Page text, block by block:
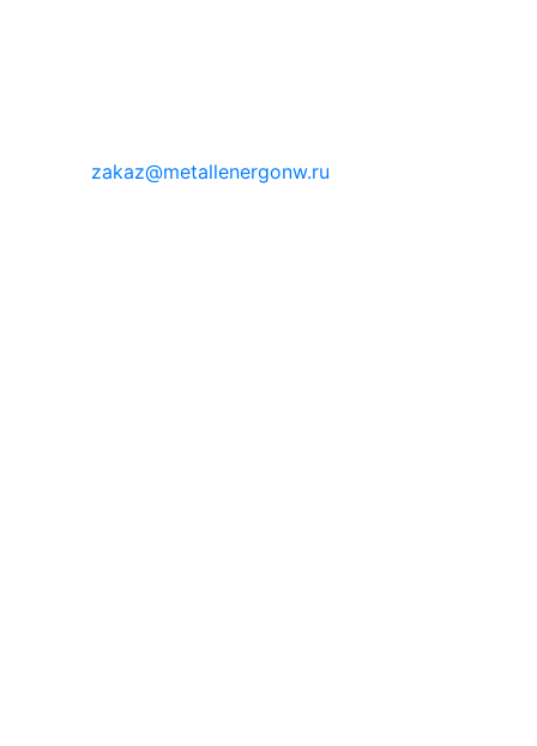
zakaz@metallenergonw.ru